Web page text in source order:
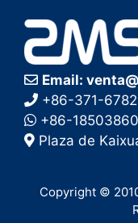
Email:
+86-371-
+86-
Plaza de
Copyright ©